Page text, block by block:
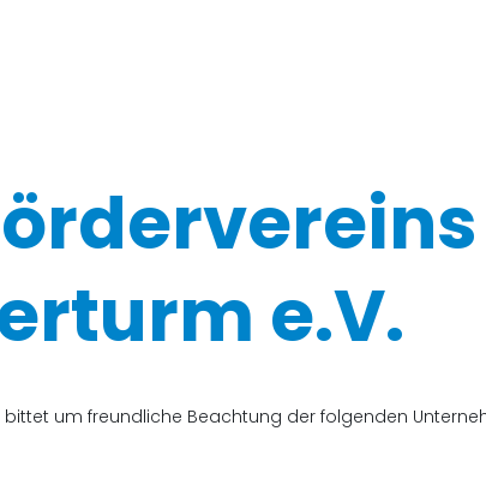
e.V.
um freundliche Beachtung der folgenden